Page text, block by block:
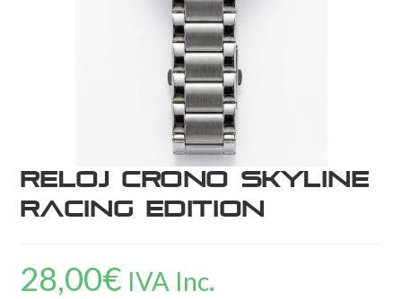
Reloj Crono Skyline
Racing Edition
28,00€ IVA Inc.